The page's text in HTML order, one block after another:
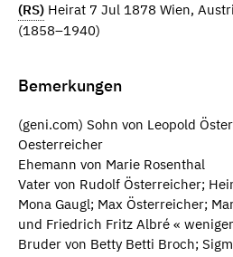
(RS) Heirat 7 Jul 1878 Wien,
(1858–1940)
Bemerkungen
(geni.com) Sohn von Leopold
Oesterreicher
Ehemann von Marie Rosenthal
Vater von Rudolf Österreicher;
Mona Gaugl; Max Österreicher;
und Friedrich Fritz Albré « weniger
Bruder von Betty Betti Broch;